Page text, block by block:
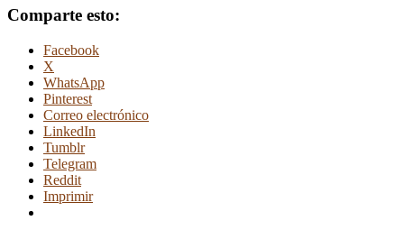
Comparte esto:
Facebook
X
WhatsApp
Pinterest
Correo electrónico
LinkedIn
Tumblr
Telegram
Reddit
Imprimir